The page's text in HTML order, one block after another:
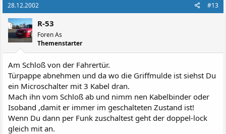
28.12.2002 #13
R-53
Foren As
Themenstarter
Am Schloß von der Fahrertür.
Türpappe abnehmen und da wo die Griffmulde ist siehst Du
ein Microschalter mit 3 Kabel dran.
Mach ihn vom Schloß ab und nimm nen Kabelbinder oder
Isoband ,damit er immer im geschalteten Zustand ist!
Wenn Du dann per Funk zuschaltest geht der doppel-lock
gleich mit an.